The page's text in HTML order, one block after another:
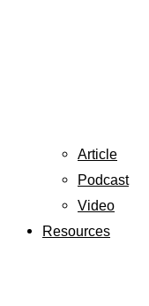
Article
Podcast
Video
Resources